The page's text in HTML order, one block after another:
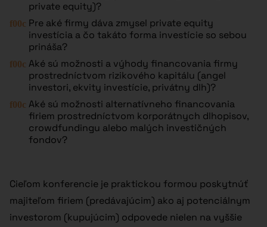
private equity)?
Pre aké firmy dáva zmysel private equity
investícia a čo takáto forma investície so sebou
prináša?
Aké sú možnosti a výhody financovania firmy
prostredníctvom rizikového kapitálu (angel
investori, ekvity investície, privátny dlh)?
Aké sú možnosti alternatívneho financovania
firiem prostredníctvom korporátnych dlhopisov,
crowdfundingu alebo malých investičných
fondov?
Cieľom konferencie je praktickou formou poskytnúť
majiteľom firiem (predávajúcim) ako aj potenciálnym
investorom (kupujúcim) odpovede nielen na vyššie